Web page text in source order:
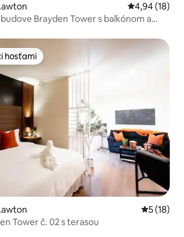
Priemerné
4,94 (18)
Brayden Tower s balkónom a
hosťami
hosťami
5 (18)
Tower č. 02 s terasou